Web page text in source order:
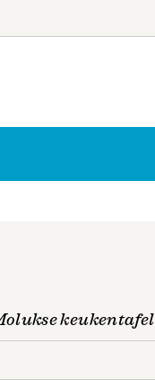
keukentafel